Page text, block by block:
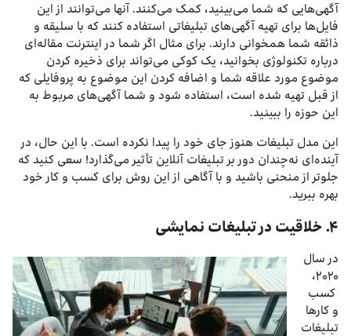
آگهی‌هایی که شما می‌بینید، کمک می‌کنند. آنها می‌توانند از این
فایل‌ها برای تهیه آگهی‌های تبلیغاتی استفاده کنند که با سلیقه و
ذائقه شما همخوانی دارند. برای مثال اگر شما در اینترنت مقاله‌ای
درباره تکنولوژی بخوانید، یک کوکی می‌تواند برای ذخیره کردن
موضوع مورد علاقه شما و اضافه کردن این موضوع به پروفایلی که
از قبل تهیه شده است، استفاده شود و شما آگهی‌های مربوط به
این حوزه را ببینید.
این مدل تبلیغات هنوز جای خود را پیدا نکرده است. با این حال، در
آینده‌ای نه‌چندان دور بر تبلیغات آنلاین تأثیر می‌گذارد! سعی کنید که
جلوتر از منحنی باشید و با آگاهی از این روش برای کسب و کار خود
بهره ببرید.
۴. خلاقیت در تبلیغات نمایشی
در سال
۲۰۲۰،
کسب
و کارها
تبلیغات